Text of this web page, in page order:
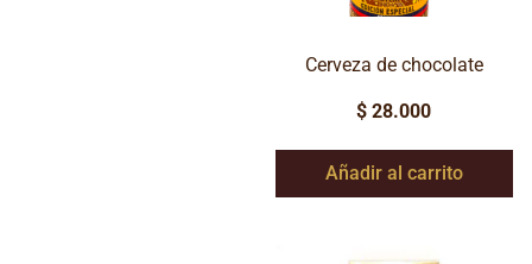
Cerveza de chocolate
$ 28.000
Añadir al carrito